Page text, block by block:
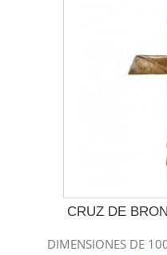
CRUZ DE
DIMENSIONES DE